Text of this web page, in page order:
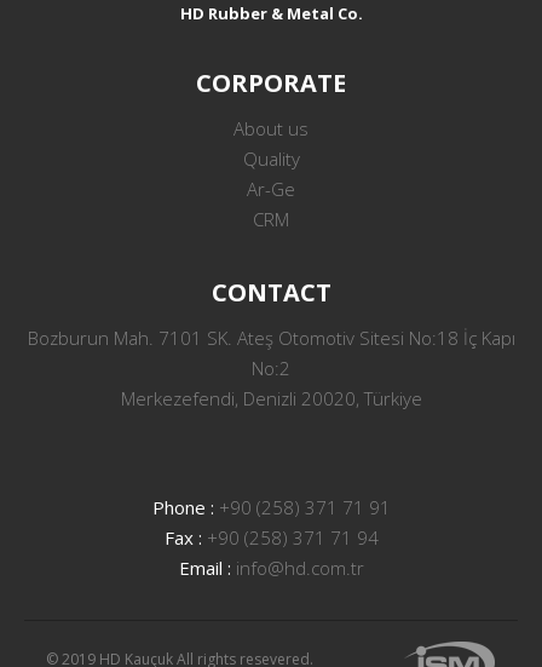
HD Rubber & Metal Co.
CORPORATE
About us
Quality
Ar-Ge
CRM
CONTACT
Bozburun Mah. 7101 SK. Ateş Otomotiv Sitesi No:18 İç Kapı
No:2
Merkezefendi, Denizli 20020, Türkiye
Phone : +90 (258) 371 71 91
Fax : +90 (258) 371 71 94
Email : info@hd.com.tr
© 2019 HD Kauçuk All rights resevered.